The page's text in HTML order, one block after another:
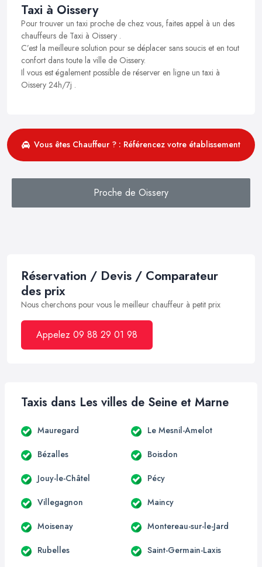
Taxi à Oissery
Pour trouver un taxi proche de chez vous, faites appel à un des
chauffeurs de Taxi à Oissery .
C’est la meilleure solution pour se déplacer sans soucis et en tout
confort dans toute la ville de Oissery.
Il vous est également possible de réserver en ligne un taxi à
Oissery 24h/7j .
Vous êtes Chauffeur ? : Référencez votre établissement
Proche de Oissery
Réservation / Devis / Comparateur
des prix
Nous cherchons pour vous le meilleur chauffeur à petit prix
Appelez 09 88 29 01 98
Taxis dans Les villes de Seine et Marne
Mauregard Le Mesnil-Amelot
Bézalles Boisdon
Jouy-le-Châtel Pécy
Villegagnon Maincy
Moisenay Montereau-sur-le-Jard
Rubelles Saint-Germain-Laxis